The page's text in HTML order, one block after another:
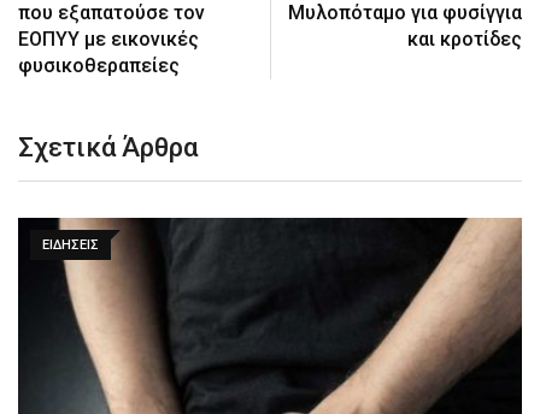
που εξαπατούσε τον
ΕΟΠΥΥ με εικονικές
φυσικοθεραπείες
Μυλοπόταμο για φυσίγγια
και κροτίδες
Σχετικά Άρθρα
ΕΙΔΉΣΕΙΣ